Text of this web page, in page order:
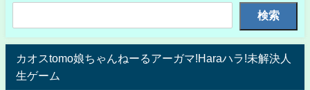
検索
カオスtomo娘ちゃんねーるアーガマ!Haraハラ!未解決人
生ゲーム